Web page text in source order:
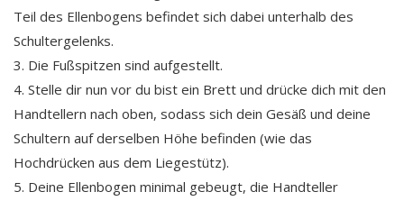
Teil des Ellenbogens befindet sich dabei unterhalb des
Schultergelenks.
3. Die Fußspitzen sind aufgestellt.
4. Stelle dir nun vor du bist ein Brett und drücke dich mit den
Handtellern nach oben, sodass sich dein Gesäß und deine
Schultern auf derselben Höhe befinden (wie das
Hochdrücken aus dem Liegestütz).
5. Deine Ellenbogen minimal gebeugt, die Handteller